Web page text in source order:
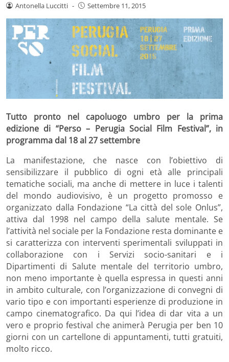
Antonella Luccitti - Settembre 11, 2015
Tutto pronto nel capoluogo umbro per la prima
edizione di “Perso – Perugia Social Film Festival”, in
programma dal 18 al 27 settembre
La manifestazione, che nasce con l’obiettivo di
sensibilizzare il pubblico di ogni età alle principali
tematiche sociali, ma anche di mettere in luce i talenti
del mondo audiovisivo, è un progetto promosso e
organizzato dalla Fondazione “La città del sole Onlus”,
attiva dal 1998 nel campo della salute mentale. Se
l’attività nel sociale per la Fondazione resta dominante e
si caratterizza con interventi sperimentali sviluppati in
collaborazione con i Servizi socio-sanitari e i
Dipartimenti di Salute mentale del territorio umbro,
non meno importante è quella espressa in questi anni
in ambito culturale, con l’organizzazione di convegni di
vario tipo e con importanti esperienze di produzione in
campo cinematografico. Da qui l’idea di dar vita a un
vero e proprio festival che animerà Perugia per ben 10
giorni con un cartellone di appuntamenti, tutti gratuiti,
molto ricco.